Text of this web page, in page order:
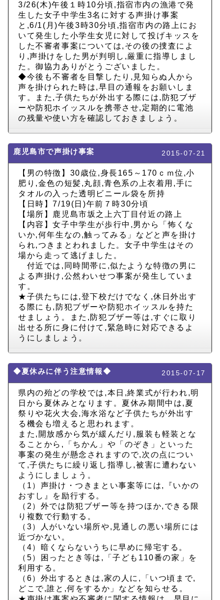
3/26(木)午後１時10分頃,指宿市内の漁港で発
生した女子中学生3名に対する声掛け事案
と,6/1(月)午後3時30分頃,指宿市内の路上にお
いて発生した小学生女児に対して投げキッスを
した不審者事案については,その後の捜査によ
り,声掛けをした男が判明し,厳重に指導しまし
た。御協力ありがとうございました。
◆今後も不審者を目撃したり,見知らぬ人から
声を掛けられた時は,早目の通報をお願いしま
す。また,子供たちが外出する際には,防犯ブザ
ーや防犯ホイッスルを携帯させ,定期的に電池
の残量や使い方を確認しておきましょう。
鹿児島市で声掛け事案 2015-07-21
【男の特徴】30歳位,身長165～170ｃｍ位,小
肥り,金色の短髪,丸顔,青色系の上衣着用,手に
タオルの入った透明ビニール袋を所持
【日時】7/19(日)午前７時30分頃
【場所】鹿児島市坂之上六丁目付近の路上
【内容】女子中学生が歩行中,男から「怖くな
いか,何年生なの,触ってみる」などと声を掛け
られ,つきまとわれました。女子中学生はその
場から走って逃げました。
付近では,同時間帯に,似たような特徴の男に
よる声掛け,公然わいせつ事案が発生していま
す。
★子供たちには,登下校だけでなく,休日外出す
る際にも,防犯ブザーや防犯ホイッスルを持た
せましょう。また,防犯ブザー等は,すぐに取り
出せる所に身に付けて,緊急時に対応できるよ
うにしましょう。
◆夏休みに伴う注意情報◆ 2015-07-17
県内の殆どの学校では,本日,終業式が行われ,明
日から夏休みとなります。夏休み期間中は,夏
祭りや花火大会,海水浴など子供たちが外出す
る機会も増えると思われます。
また,開放感から気が緩んだり,服装も軽装とな
ることから,「ちかん」や「のぞき」といった
事案の発生が懸念されますので,次の点につい
て,子供たちに繰り返し指導し,被害に遭わない
ようにしましょう。
（1）声掛け・つきまとい事案等には,『いかの
おすし』を励行する。
（2）外では防犯ブザー等を持つほか,できる限
り複数で行動する。
（3）人がいない場所や,見通しの悪い場所には
近づかない。
（4）暗くならないうちに早めに帰宅する。
（5）困ったとき等は,「子ども110番の家」を
利用する。
（6）外出するときは,家の人に,「いつ頃まで,
どこで,誰と,何をするか」などを知らせる。